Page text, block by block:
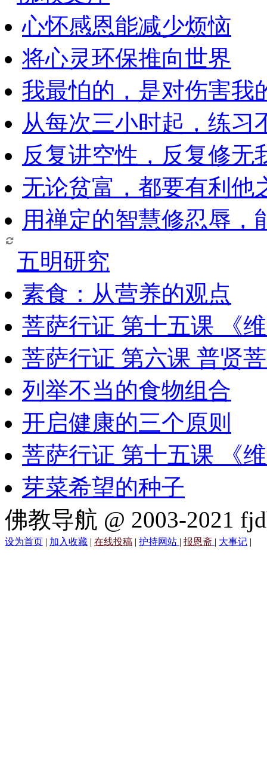
心怀感恩能减少烦恼
将心灵环保推向世界
我最怕的，是对伤害我
从每次三小时起，练习
反复讲空性，反复修无
无论贫富，都要有利他
用禅定的智慧修忍辱，
五明研究
素食：从营养的观点
菩萨行证 第十五课 《
菩萨行证 第六课 普贤
列举不当的食物组合
开启健康的三个原则
菩萨行证 第十五课 《
芽菜希望的种子
佛教导航 @ 2003-2021
设为首页 | 加入收藏 | 在线投稿 | 护持网站 | 报恩斋 | 大事记 |